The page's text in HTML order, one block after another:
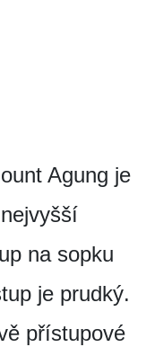
Agung je
na sopku
je prudký.
přístupové